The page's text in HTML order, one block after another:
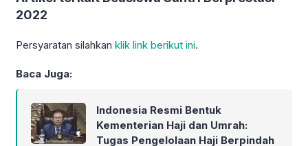
2022
Persyaratan silahkan klik link berikut ini.
Baca Juga:
Indonesia Resmi Bentuk
Kementerian Haji dan Umrah:
Tugas Pengelolaan Haji Berpindah